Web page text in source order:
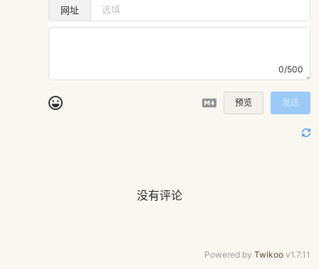
网址
0/500
预览 发送
没有评论
Powered by Twikoo v1.7.11